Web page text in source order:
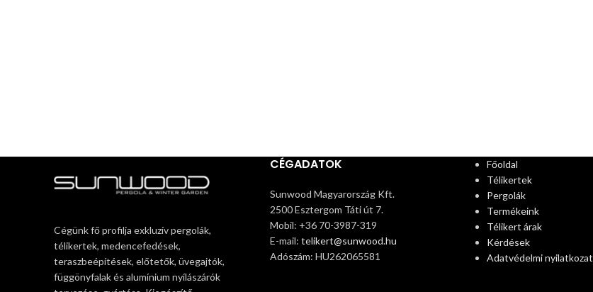
Cégünk fő profilja exkluzív pergolák,
télikertek, medencefedések,
teraszbeépítések, előtetők, üvegajtók,
függönyfalak és alumínium nyílászárók
CÉGADATOK
Sunwood Magyarország Kft.
2500 Esztergom Táti út 7.
Mobil: +36 70-3987-319
E-mail:telikert@sunwood.hu
Adószám: HU262065581
Főoldal
Télikertek
Pergolák
Termékeink
Télikert árak
Kérdések
Adatvédelmi nyilatkozat